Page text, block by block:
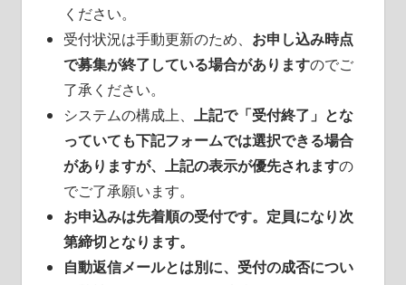
ください。
受付状況は手動更新のため、 お申し込み時点
で募集が終了している場合がありますのでご
了承ください。
システムの構成上、 上記で「受付終了」とな
っていても下記フォームでは選択できる場合
がありますが、上記の表示が優先されますの
でご了承願います。
お申込みは先着順の受付です。定員になり次
第締切となります。
自動返信メールとは別に、受付の成否につい